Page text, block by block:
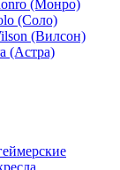
(Монро)
(Соло)
(Вилсон)
(Астра)